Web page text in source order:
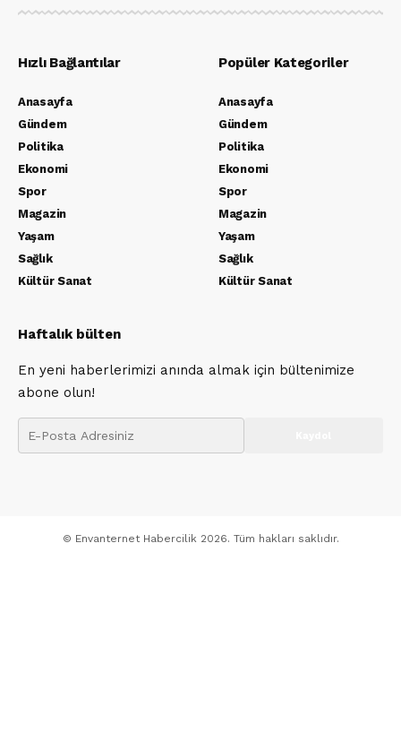
Hızlı Bağlantılar
Anasayfa
Gündem
Politika
Ekonomi
Spor
Magazin
Yaşam
Sağlık
Kültür Sanat
Popüler Kategoriler
Anasayfa
Gündem
Politika
Ekonomi
Spor
Magazin
Yaşam
Sağlık
Kültür Sanat
Haftalık bülten
En yeni haberlerimizi anında almak için bültenimize
abone olun!
© Envanternet Habercilik 2026. Tüm hakları saklıdır.